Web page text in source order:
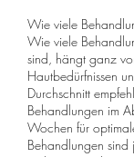
Wie viele
Wie viele
sind, hängt ganz
Hautbedürfnissen
Durchschnitt
Behandlungen im
Wochen für
Behandlungen